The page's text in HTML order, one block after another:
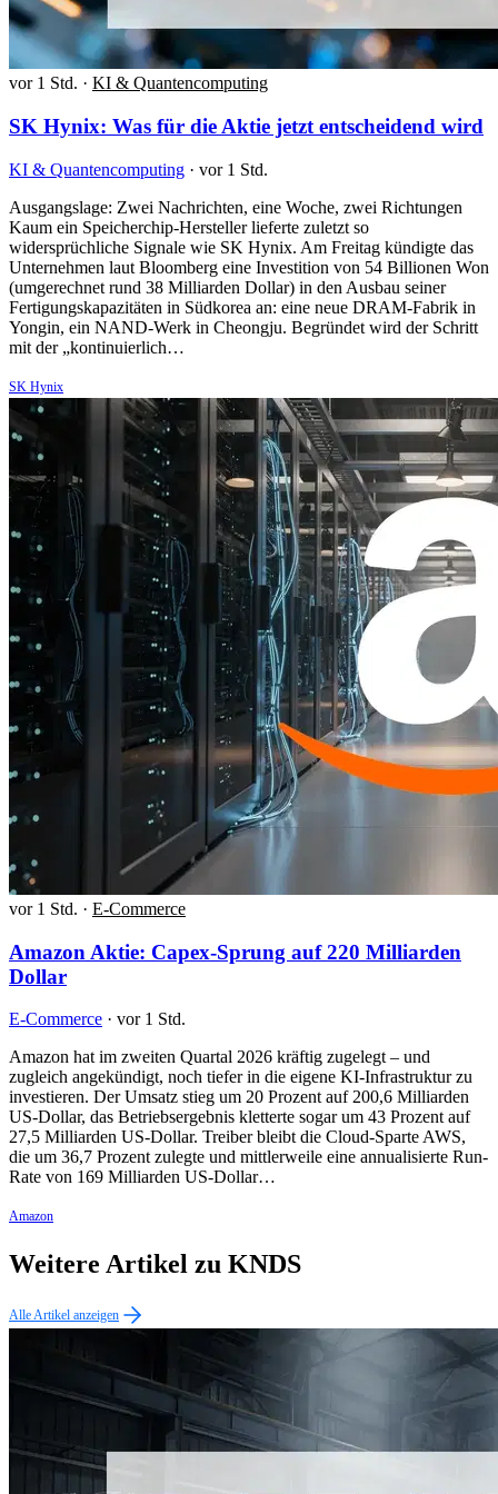
vor 1 Std. · KI & Quantencomputing
SK Hynix: Was für die Aktie jetzt entscheidend wird
KI & Quantencomputing · vor 1 Std.
Ausgangslage: Zwei Nachrichten, eine Woche, zwei Richtungen
Kaum ein Speicherchip-Hersteller lieferte zuletzt so
widersprüchliche Signale wie SK Hynix. Am Freitag kündigte das
Unternehmen laut Bloomberg eine Investition von 54 Billionen Won
(umgerechnet rund 38 Milliarden Dollar) in den Ausbau seiner
Fertigungskapazitäten in Südkorea an: eine neue DRAM-Fabrik in
Yongin, ein NAND-Werk in Cheongju. Begründet wird der Schritt
mit der „kontinuierlich…
SK Hynix
vor 1 Std. · E-Commerce
Amazon Aktie: Capex-Sprung auf 220 Milliarden
Dollar
E-Commerce · vor 1 Std.
Amazon hat im zweiten Quartal 2026 kräftig zugelegt – und
zugleich angekündigt, noch tiefer in die eigene KI-Infrastruktur zu
investieren. Der Umsatz stieg um 20 Prozent auf 200,6 Milliarden
US-Dollar, das Betriebsergebnis kletterte sogar um 43 Prozent auf
27,5 Milliarden US-Dollar. Treiber bleibt die Cloud-Sparte AWS,
die um 36,7 Prozent zulegte und mittlerweile eine annualisierte Run-
Rate von 169 Milliarden US-Dollar…
Amazon
Weitere Artikel zu KNDS
Alle Artikel anzeigen